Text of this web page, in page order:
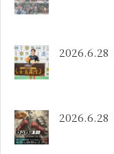
2026.6.28
2026.6.28